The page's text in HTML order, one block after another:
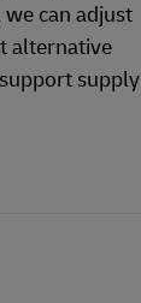
can adjust
alternative
supply